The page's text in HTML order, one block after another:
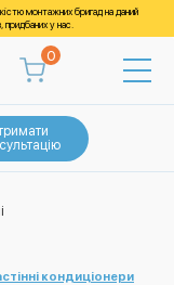
монтажних бригад на даний
у нас.
0
кондиціонери